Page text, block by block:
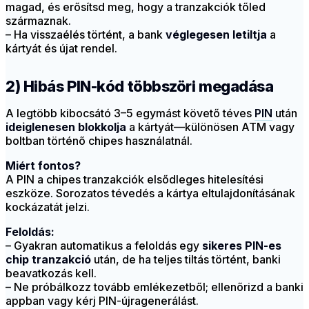
magad, és erősítsd meg, hogy a tranzakciók tőled
származnak.
– Ha visszaélés történt, a bank véglegesen letiltja a
kártyát és újat rendel.
2) Hibás PIN-kód többszöri megadása
A legtöbb kibocsátó 3–5 egymást követő téves PIN után
ideiglenesen blokkolja a kártyát—különösen ATM vagy
boltban történő chipes használatnál.
Miért fontos?
A PIN a chipes tranzakciók elsődleges hitelesítési
eszköze. Sorozatos tévedés a kártya eltulajdonításának
kockázatát jelzi.
Feloldás:
– Gyakran automatikus a feloldás egy sikeres PIN-es
chip tranzakció után, de ha teljes tiltás történt, banki
beavatkozás kell.
– Ne próbálkozz tovább emlékezetből; ellenőrizd a banki
appban vagy kérj PIN-újragenerálást.